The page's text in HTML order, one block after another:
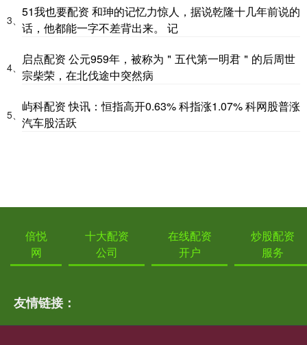
3、
51我也要配资 和珅的记忆力惊人，据说乾隆十几年前说的
话，他都能一字不差背出来。 记
4、
启点配资 公元959年，被称为＂五代第一明君＂的后周世
宗柴荣，在北伐途中突然病
5、
屿科配资 快讯：恒指高开0.63% 科指涨1.07% 科网股普涨
汽车股活跃
倍悦
网
十大配资
公司
在线配资
开户
炒股配资
服务
友情链接：